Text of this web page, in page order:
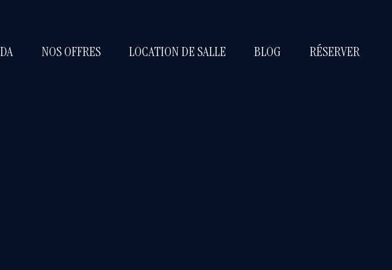
NOS OFFRES LOCATION DE SALLE BLOG RÉSERVER